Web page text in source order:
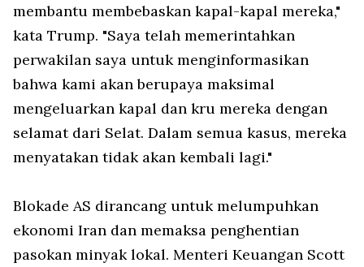
membantu membebaskan kapal-kapal mereka,"
kata Trump. "Saya telah memerintahkan
perwakilan saya untuk menginformasikan
bahwa kami akan berupaya maksimal
mengeluarkan kapal dan kru mereka dengan
selamat dari Selat. Dalam semua kasus, mereka
menyatakan tidak akan kembali lagi."
Blokade AS dirancang untuk melumpuhkan
ekonomi Iran dan memaksa penghentian
pasokan minyak lokal. Menteri Keuangan Scott